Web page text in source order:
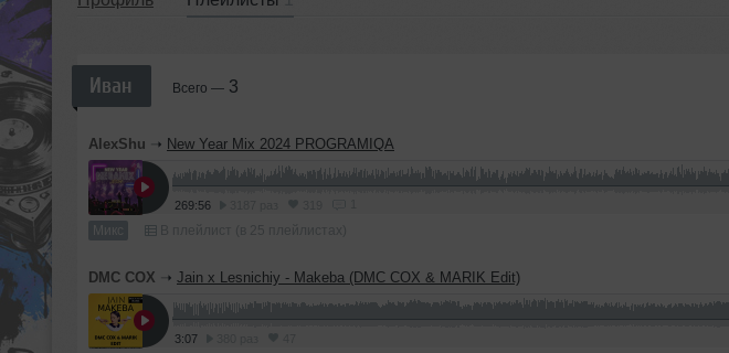
Иван Всего — 3
AlexShu ➝ New Year Mix 2024 PROGRAMIQA
269:56
Микс В плейлист (в 25 плейлистах)
DMC COX ➝ Jain х Lesnichiy - Makeba (DMC COX & MARIK Edit)
3:07